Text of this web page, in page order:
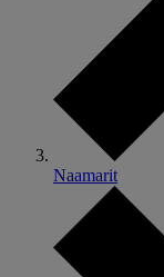
Naamarit